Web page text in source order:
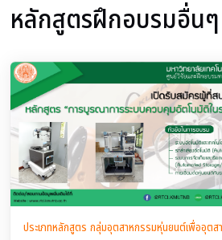
หลักสูตรฝึกอบรมอื่นๆ
ประเภทหลักสูตร กลุ่มอุตสาหกรรมหุ่นยนต์เพื่ออุตส